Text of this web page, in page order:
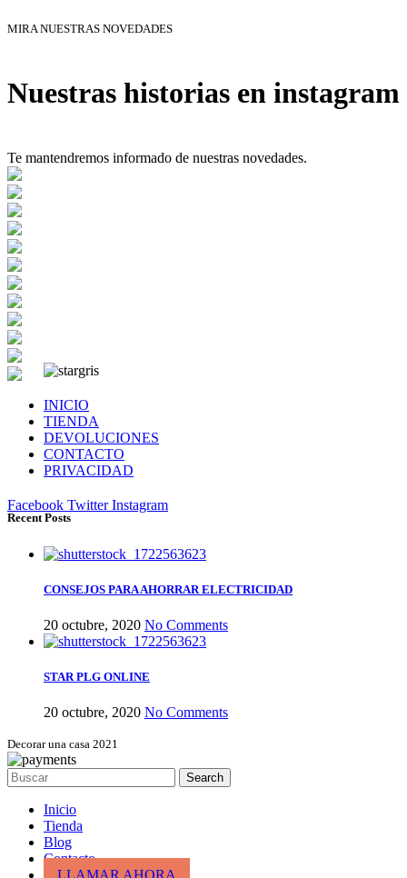
MIRA NUESTRAS NOVEDADES
Nuestras historias en instagram
Te mantendremos informado de nuestras novedades.
INICIO
TIENDA
DEVOLUCIONES
CONTACTO
PRIVACIDAD
Facebook Twitter Instagram
Recent Posts
CONSEJOS PARA AHORRAR ELECTRICIDAD
20 octubre, 2020 No Comments
STAR PLG ONLINE
20 octubre, 2020 No Comments
Decorar una casa 2021
Search
Inicio
Tienda
Blog
Contacto